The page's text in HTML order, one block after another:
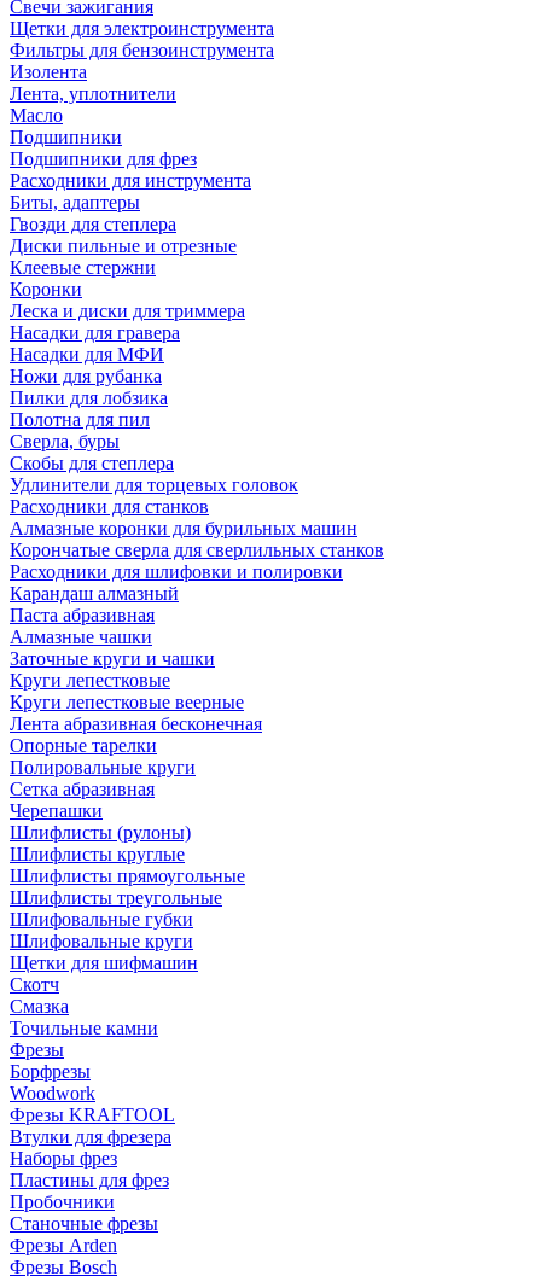
Свечи зажигания
Щетки для электроинструмента
Фильтры для бензоинструмента
Изолента
Лента, уплотнители
Масло
Подшипники
Подшипники для фрез
Расходники для инструмента
Биты, адаптеры
Гвозди для степлера
Диски пильные и отрезные
Клеевые стержни
Коронки
Леска и диски для триммера
Насадки для гравера
Насадки для МФИ
Ножи для рубанка
Пилки для лобзика
Полотна для пил
Сверла, буры
Скобы для степлера
Удлинители для торцевых головок
Расходники для станков
Алмазные коронки для бурильных машин
Корончатые сверла для сверлильных станков
Расходники для шлифовки и полировки
Карандаш алмазный
Паста абразивная
Алмазные чашки
Заточные круги и чашки
Круги лепестковые
Круги лепестковые веерные
Лента абразивная бесконечная
Опорные тарелки
Полировальные круги
Сетка абразивная
Черепашки
Шлифлисты (рулоны)
Шлифлисты круглые
Шлифлисты прямоугольные
Шлифлисты треугольные
Шлифовальные губки
Шлифовальные круги
Щетки для шифмашин
Скотч
Смазка
Точильные камни
Фрезы
Борфрезы
Woodwork
Фрезы KRAFTOOL
Втулки для фрезера
Наборы фрез
Пластины для фрез
Пробочники
Станочные фрезы
Фрезы Arden
Фрезы Bosch